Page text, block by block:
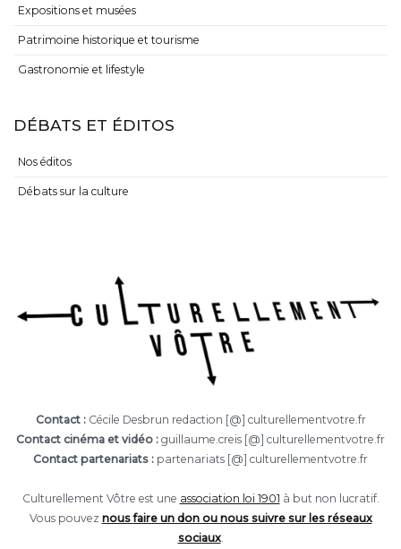
Expositions et musées
Patrimoine historique et tourisme
Gastronomie et lifestyle
DÉBATS ET ÉDITOS
Nos éditos
Débats sur la culture
Contact :Cécile Desbrun redaction [@] culturellementvotre.fr
Contact cinéma et vidéo : guillaume.creis [@] culturellementvotre.fr
Contact partenariats : partenariats [@] culturellementvotre.fr
Culturellement Vôtre est une association loi 1901 à but non lucratif.
Vous pouvez nous faire un don ou nous suivre sur les réseaux
sociaux.